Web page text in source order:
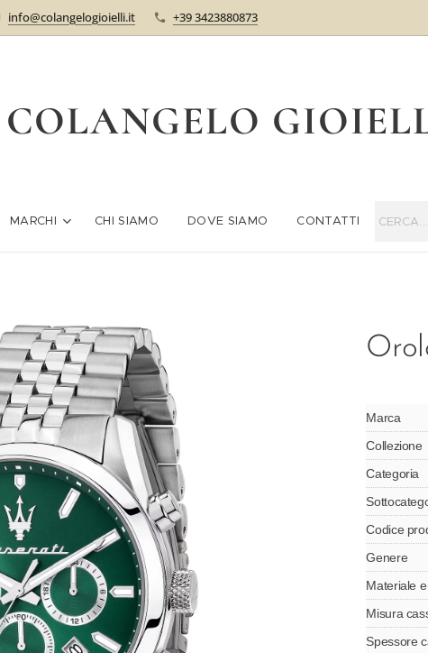
info@colangelogioielli.it +39 3423880873
COLANGELO
MARCHI CHI SIAMO DOVE SIAMO CONTATTI
Marca
Collezione
Categoria
Codice
Genere
Materiale
Misura
Spessore